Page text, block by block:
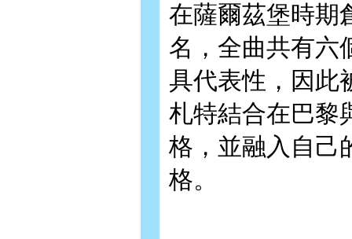
在薩爾茲堡時期
名，全曲共有六
具代表性，因此
札特結合在巴黎
格，並融入自己
格。